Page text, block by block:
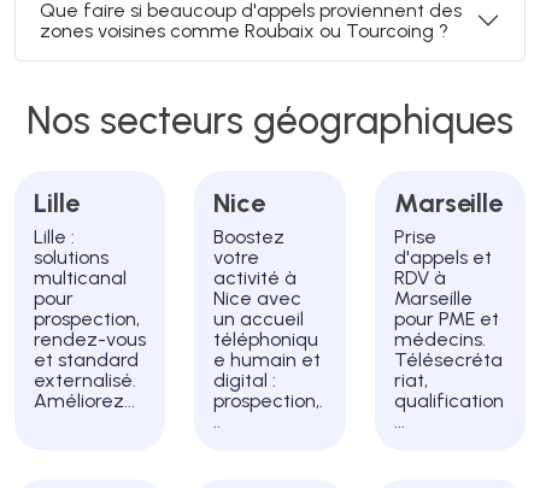
Que faire si beaucoup d'appels proviennent des
zones voisines comme Roubaix ou Tourcoing ?
Nos secteurs géographiques
Lille
Lille :
solutions
multicanal
pour
prospection,
rendez-vous
et standard
externalisé.
Améliorez...
Nice
Boostez
votre
activité à
Nice avec
un accueil
téléphoniqu
e humain et
digital :
prospection,.
..
Marseille
Prise
d'appels et
RDV à
Marseille
pour PME et
médecins.
Télésecréta
riat,
qualification
...